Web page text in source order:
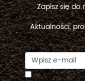
Zapisz się do
Aktualności,